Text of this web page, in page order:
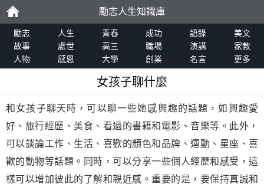
勵
志
勵志人生知識庫
勵志 人生 青春 成功 語錄
美文
故事
處世 高三 職場 演講
家教
人物
感恩 大學 創業 名言 更多
女孩子聊什麼
和女孩子聊天時，可以聊一些她感興趣的話題，如興趣愛
好、旅行經歷、美食、看過的書籍和電影、音樂等。此外，
可以談論工作、生活、喜歡的顏色和品牌、運動、星座、喜
歡的動物等話題。同時，可以分享一些個人經歷和感受，這
樣可以增加彼此的了解和親近感。重要的是，要保持真誠和